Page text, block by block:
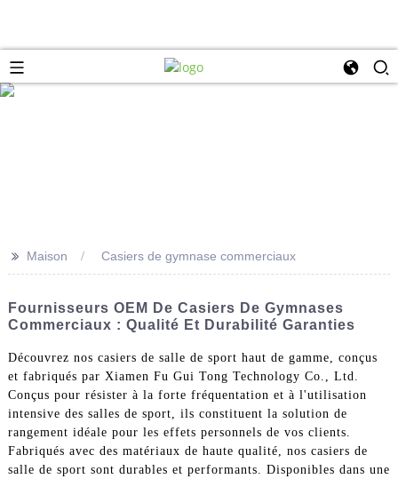
>> Maison Casiers de gymnase commerciaux
Fournisseurs OEM De Casiers De Gymnases
Commerciaux : Qualité Et Durabilité Garanties
Découvrez nos casiers de salle de sport haut de gamme, conçus
et fabriqués par Xiamen Fu Gui Tong Technology Co., Ltd.
Conçus pour résister à la forte fréquentation et à l'utilisation
intensive des salles de sport, ils constituent la solution de
rangement idéale pour les effets personnels de vos clients.
Fabriqués avec des matériaux de haute qualité, nos casiers de
salle de sport sont durables et performants. Disponibles dans une